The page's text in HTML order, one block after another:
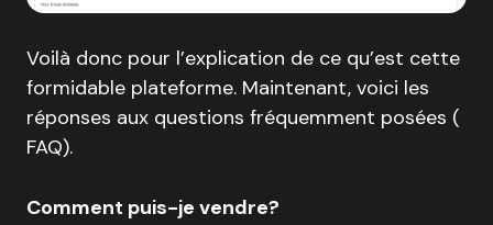
Voilà donc pour l’explication de ce qu’est cette
formidable plateforme. Maintenant, voici les
réponses aux questions fréquemment posées (
FAQ).
Comment puis-je vendre?